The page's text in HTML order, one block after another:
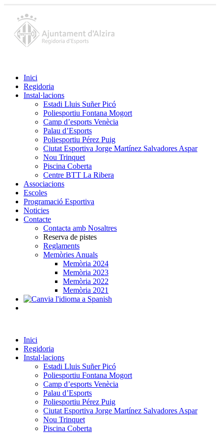
Inici
Regidoria
Instal·lacions
Estadi Lluis Suñer Picó
Poliesportiu Fontana Mogort
Camp d’esports Venècia
Palau d’Esports
Poliesportiu Pérez Puig
Ciutat Esportiva Jorge Martínez Salvadores Aspar
Nou Trinquet
Piscina Coberta
Centre BTT La Ribera
Associacions
Escoles
Programació Esportiva
Noticies
Contacte
Contacta amb Nosaltres
Reserva de pistes
Reglaments
Memòries Anuals
Memòria 2024
Memòria 2023
Memòria 2022
Memòria 2021
Inici
Regidoria
Instal·lacions
Estadi Lluis Suñer Picó
Poliesportiu Fontana Mogort
Camp d’esports Venècia
Palau d’Esports
Poliesportiu Pérez Puig
Ciutat Esportiva Jorge Martínez Salvadores Aspar
Nou Trinquet
Piscina Coberta